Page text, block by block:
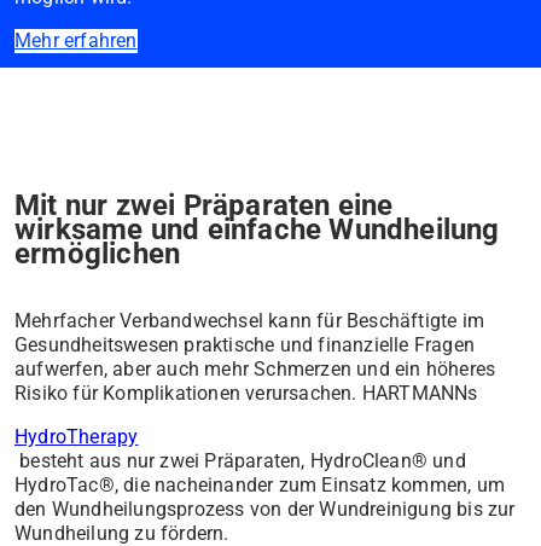
Mehr erfahren
Mit nur zwei Präparaten eine
wirksame und einfache Wundheilung
ermöglichen
Mehrfacher Verbandwechsel kann für Beschäftigte im
Gesundheitswesen praktische und finanzielle Fragen
aufwerfen, aber auch mehr Schmerzen und ein höheres
Risiko für Komplikationen verursachen. HARTMANNs
HydroTherapy
besteht aus nur zwei Präparaten, HydroClean® und
HydroTac®, die nacheinander zum Einsatz kommen, um
den Wundheilungsprozess von der Wundreinigung bis zur
Wundheilung zu fördern.